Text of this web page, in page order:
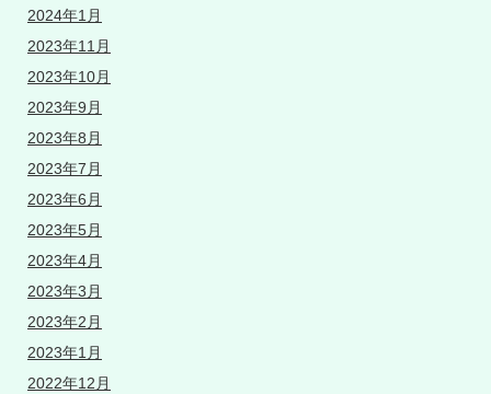
2024年1月
2023年11月
2023年10月
2023年9月
2023年8月
2023年7月
2023年6月
2023年5月
2023年4月
2023年3月
2023年2月
2023年1月
2022年12月